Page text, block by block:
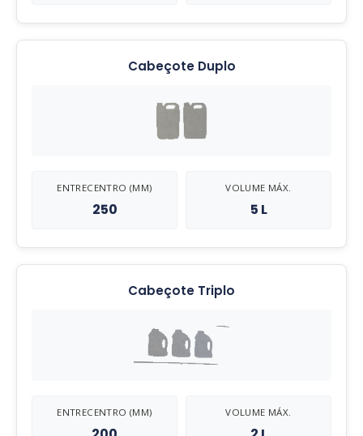
Cabeçote Duplo
ENTRECENTRO (MM)
250
VOLUME MÁX.
5 L
Cabeçote Triplo
ENTRECENTRO (MM) VOLUME MÁX.